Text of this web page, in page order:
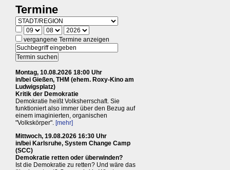
Termine
vergangene Termine anzeigen
Montag, 10.08.2026 18:00 Uhr
in/bei Gießen, THM (ehem. Roxy-Kino am
Ludwigsplatz)
Kritik der Demokratie
Demokratie heißt Volksherrschaft. Sie
funktioniert also immer über den Bezug auf
einem imaginierten, organischen
"Volkskörper". [mehr]
Mittwoch, 19.08.2026 16:30 Uhr
in/bei Karlsruhe, System Change Camp
(SCC)
Demokratie retten oder überwinden?
Ist die Demokratie zu retten? Und wäre das